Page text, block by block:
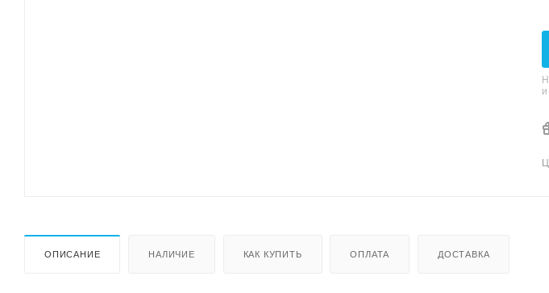
ОПИСАНИЕ НАЛИЧИЕ КАК КУПИТЬ ОПЛАТА ДОСТАВКА